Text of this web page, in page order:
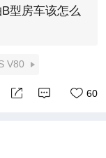
型房车该怎么
V80
60